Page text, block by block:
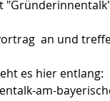
an und
es hier entlang:
am-